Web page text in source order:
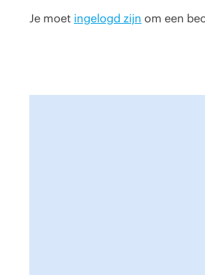
Je moet ingelogd zijn om een